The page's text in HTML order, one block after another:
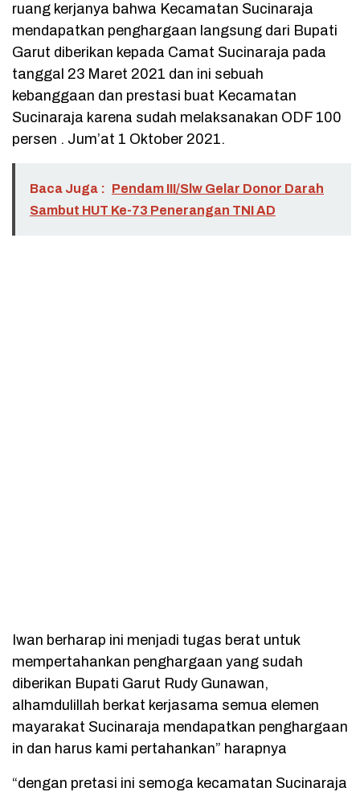
ruang kerjanya bahwa Kecamatan Sucinaraja
mendapatkan penghargaan langsung dari Bupati
Garut diberikan kepada Camat Sucinaraja pada
tanggal 23 Maret 2021 dan ini sebuah
kebanggaan dan prestasi buat Kecamatan
Sucinaraja karena sudah melaksanakan ODF 100
persen . Jum’at 1 Oktober 2021.
Baca Juga : Pendam III/Slw Gelar Donor Darah
Sambut HUT Ke-73 Penerangan TNI AD
Iwan berharap ini menjadi tugas berat untuk
mempertahankan penghargaan yang sudah
diberikan Bupati Garut Rudy Gunawan,
alhamdulillah berkat kerjasama semua elemen
mayarakat Sucinaraja mendapatkan penghargaan
in dan harus kami pertahankan” harapnya
“dengan pretasi ini semoga kecamatan Sucinaraja